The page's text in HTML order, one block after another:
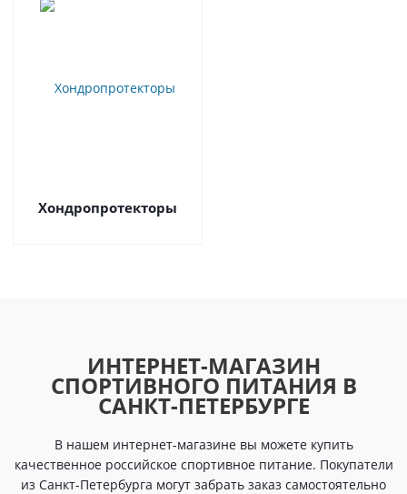
Хондропротекторы
ИНТЕРНЕТ-МАГАЗИН
СПОРТИВНОГО ПИТАНИЯ В
САНКТ-ПЕТЕРБУРГЕ
В нашем интернет-магазине вы можете купить
качественное российское спортивное питание. Покупатели
из Санкт-Петербурга могут забрать заказ самостоятельно